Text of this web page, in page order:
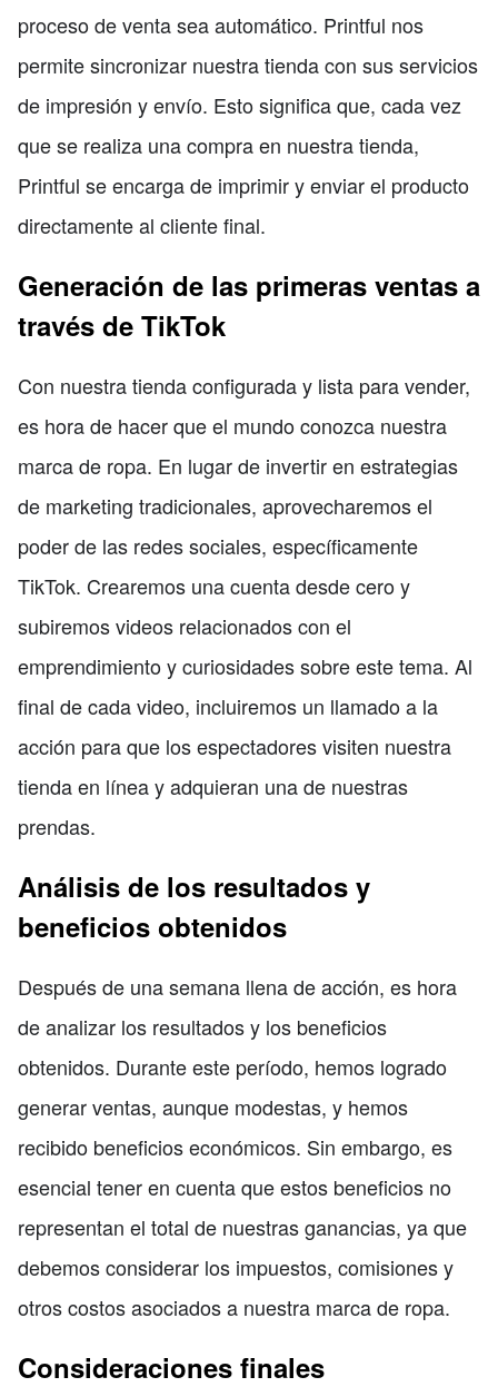
proceso de venta sea automático. Printful nos
permite sincronizar nuestra tienda con sus servicios
de impresión y envío. Esto significa que, cada vez
que se realiza una compra en nuestra tienda,
Printful se encarga de imprimir y enviar el producto
directamente al cliente final.
Generación de las primeras ventas a
través de TikTok
Con nuestra tienda configurada y lista para vender,
es hora de hacer que el mundo conozca nuestra
marca de ropa. En lugar de invertir en estrategias
de marketing tradicionales, aprovecharemos el
poder de las redes sociales, específicamente
TikTok. Crearemos una cuenta desde cero y
subiremos videos relacionados con el
emprendimiento y curiosidades sobre este tema. Al
final de cada video, incluiremos un llamado a la
acción para que los espectadores visiten nuestra
tienda en línea y adquieran una de nuestras
prendas.
Análisis de los resultados y
beneficios obtenidos
Después de una semana llena de acción, es hora
de analizar los resultados y los beneficios
obtenidos. Durante este período, hemos logrado
generar ventas, aunque modestas, y hemos
recibido beneficios económicos. Sin embargo, es
esencial tener en cuenta que estos beneficios no
representan el total de nuestras ganancias, ya que
debemos considerar los impuestos, comisiones y
otros costos asociados a nuestra marca de ropa.
Consideraciones finales